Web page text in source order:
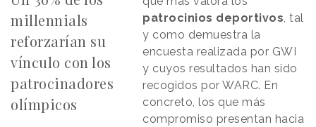
millennials
reforzarían su
vínculo con los
patrocinadores
olímpicos
patrocinios deportivos, tal
y como demuestra la
encuesta realizada por GWI
y cuyos resultados han sido
recogidos por WARC. En
concreto, los que más
compromiso presentan hacia